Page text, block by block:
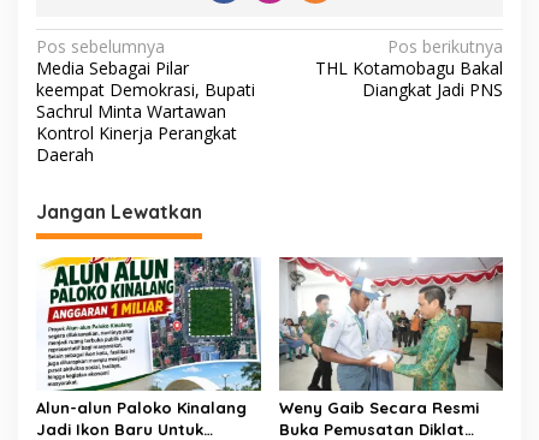
N
a
v
i
a
s
p
o
s
Pos sebelumnya
Media Sebagai Pilar
keempat Demokrasi, Bupati
Sachrul Minta Wartawan
Kontrol Kinerja Perangkat
Daerah
Pos berikutnya
THL Kotamobagu Bakal
Diangkat Jadi PNS
Jangan Lewatkan
Alun-alun Paloko Kinalang
Jadi Ikon Baru Untuk
Weny Gaib Secara Resmi
Buka Pemusatan Diklat